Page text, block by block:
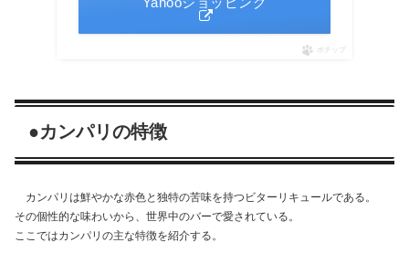
ポチップ
●カンパリの特徴
カンパリは鮮やかな赤色と独特の苦味を持つビターリキュールである。
その個性的な味わいから、世界中のバーで愛されている。
ここではカンパリの主な特徴を紹介する。